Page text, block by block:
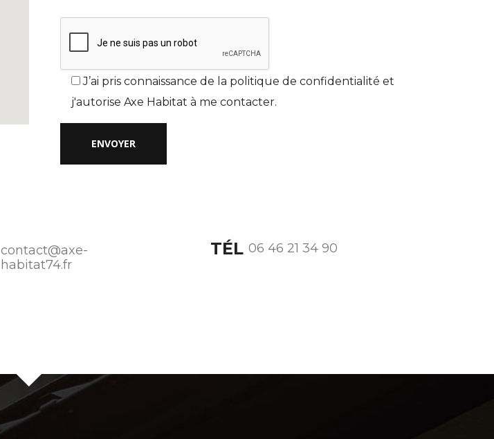
J’ai pris connaissance de la politique de confidentialité et
j'autorise Axe Habitat à me contacter.
contact@axe-
habitat74.fr
TÉL 06 46 21 34 90